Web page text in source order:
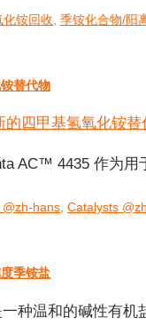
化铵回收, 季铵化合物/阳
替代物
AC™ 4435 作为
hans, Catalysts
季铵盐
种温和的碱性有